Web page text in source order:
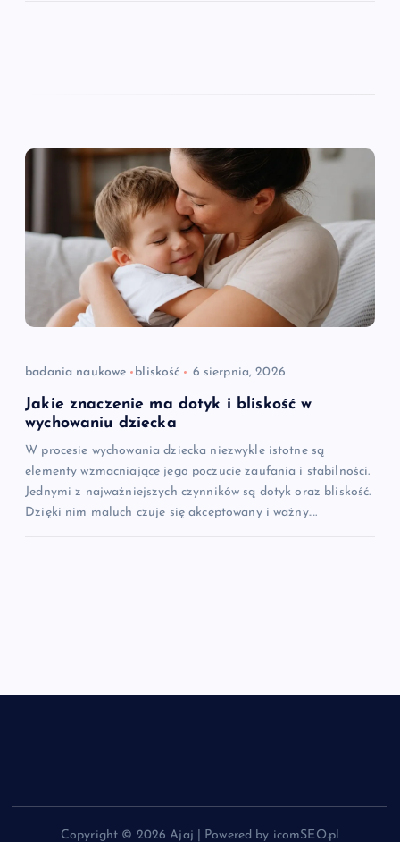
badania naukowe bliskość 6 sierpnia, 2026
Jakie znaczenie ma dotyk i bliskość w
wychowaniu dziecka
W procesie wychowania dziecka niezwykle istotne są
elementy wzmacniające jego poczucie zaufania i stabilności.
Jednymi z najważniejszych czynników są dotyk oraz bliskość.
Dzięki nim maluch czuje się akceptowany i ważny.…
Copyright © 2026 Ajaj | Powered by icomSEO.pl